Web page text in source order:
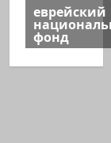
еврейский
фонд